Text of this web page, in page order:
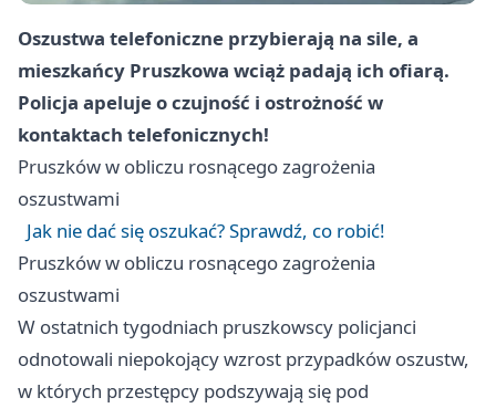
Oszustwa telefoniczne przybierają na sile, a
mieszkańcy Pruszkowa wciąż padają ich ofiarą.
Policja apeluje o czujność i ostrożność w
kontaktach telefonicznych!
Pruszkóww obliczu rosnącego zagrożenia
oszustwami
Jak nie dać się oszukać? Sprawdź, co robić!
Pruszkóww obliczu rosnącego zagrożenia
oszustwami
W ostatnich tygodniach pruszkowscy policjanci
odnotowali niepokojący wzrost przypadków oszustw,
w których przestępcy podszywają się pod